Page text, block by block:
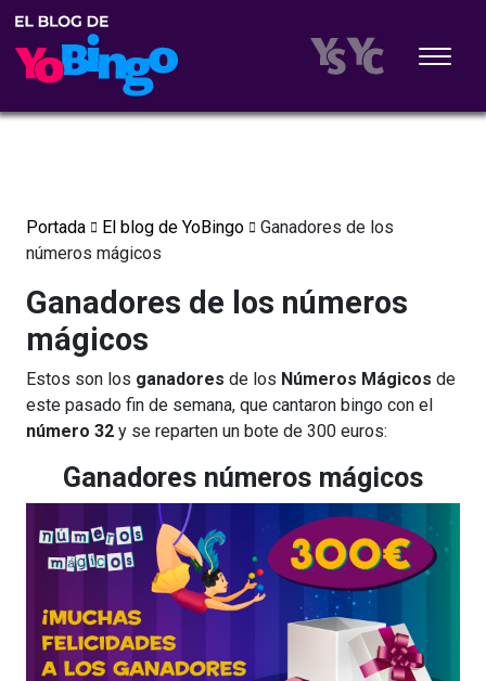
Portada El blog de YoBingo
Ganadores de los
números mágicos
Ganadores de los números
mágicos
Estos son los ganadores de los Números Mágicos de
este pasado fin de semana, que cantaron bingo con el
número 32 y se reparten un bote de 300 euros:
Ganadores números mágicos